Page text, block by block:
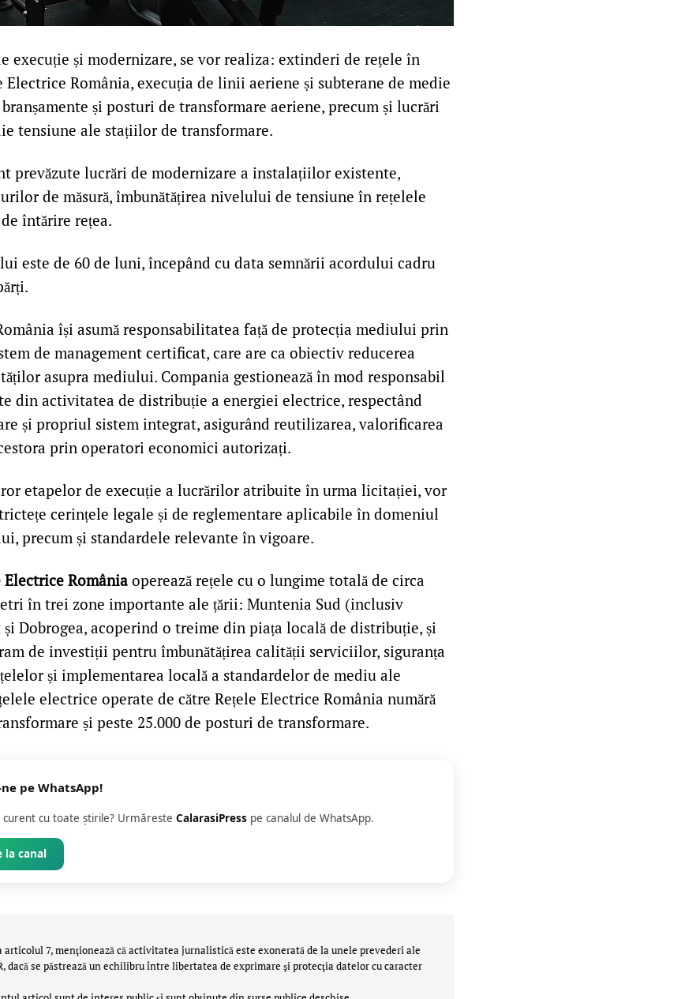
execuție și modernizare, se vor realiza: extinderi de rețele în
România, execuția de linii aeriene și subterane de medie
și posturi de transformare aeriene, precum și lucrări
tensiune ale stațiilor de transformare.
prevăzute lucrări de modernizare a instalațiilor existente,
de măsură, îmbunătățirea nivelului de tensiune în rețelele
întărire rețea.
este de 60 de luni, începând cu data semnării acordului cadru
își asumă responsabilitatea față de protecția mediului prin
de management certificat, care are ca obiectiv reducerea
asupra mediului. Compania gestionează în mod responsabil
din activitatea de distribuție a energiei electrice, respectând
și propriul sistem integrat, asigurând reutilizarea, valorificarea
prin operatori economici autorizați.
etapelor de execuție a lucrărilor atribuite în urma licitației, vor
cerințele legale și de reglementare aplicabile în domeniul
precum și standardele relevante în vigoare.
Electrice România operează rețele cu o lungime totală de circa
în trei zone importante ale țării: Muntenia Sud (inclusiv
Dobrogea, acoperind o treime din piața locală de distribuție, și
de investiții pentru îmbunătățirea calității serviciilor, siguranța
și implementarea locală a standardelor de mediu ale
electrice operate de către Rețele Electrice România numără
și peste 25.000 de posturi de transformare.
pe WhatsApp!
cu toate știrile? Urmăreste CalarasiPress pe canalul de WhatsApp.
la canal
articolul 7, menţionează că activitatea jurnalistică este exonerată de la unele prevederi ale
dacă se păstrează un echilibru între libertatea de exprimare şi protecţia datelor cu caracter